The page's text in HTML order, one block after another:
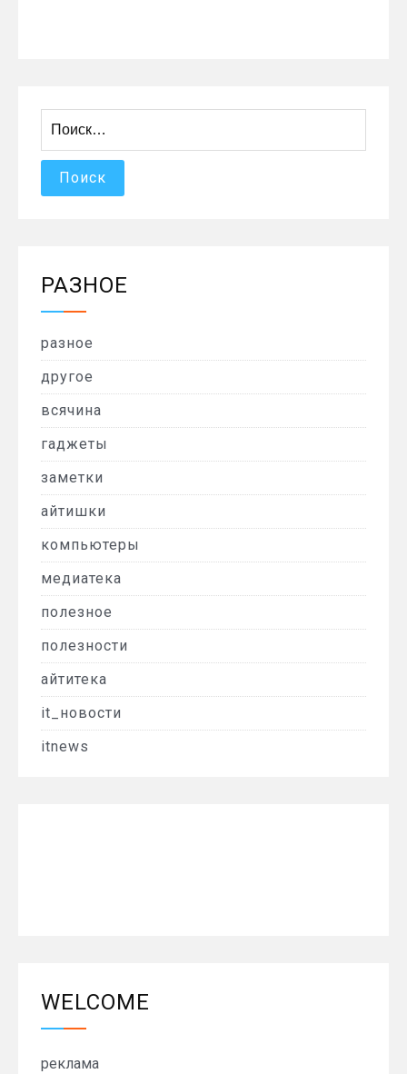
РАЗНОЕ
разное
другое
всячина
гаджеты
заметки
айтишки
компьютеры
медиатека
полезное
полезности
айтитека
it_новости
itnews
WELCOME
реклама